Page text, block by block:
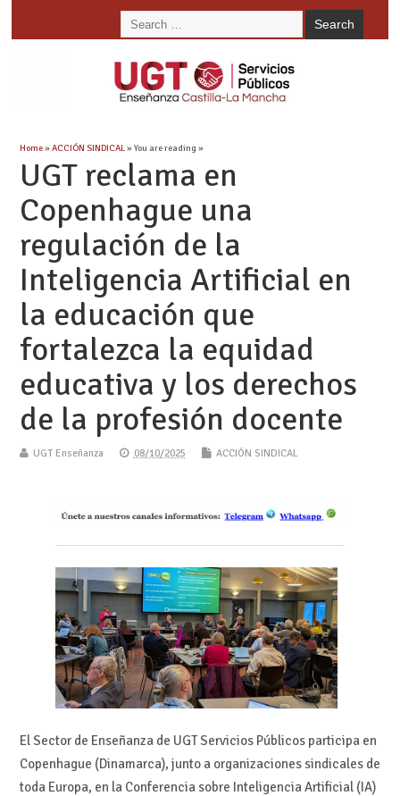
Home»ACCIÓN SINDICAL» You are reading »
UGT reclama en
Copenhague una
regulación de la
Inteligencia Artificial en
la educación que
fortalezca la equidad
educativa y los derechos
de la profesión docente
UGT Enseñanza 08/10/2025 ACCIÓN SINDICAL
El Sector de Enseñanza de UGT Servicios Públicos participa en
Copenhague (Dinamarca), junto a organizaciones sindicales de
toda Europa, en la Conferencia sobre Inteligencia Artificial (IA)